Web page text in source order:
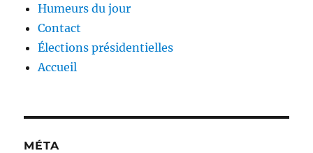
Humeurs du jour
Contact
Élections présidentielles
Accueil
MÉTA